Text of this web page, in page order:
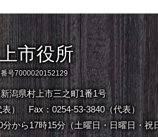
市役所
号7000020152129
潟県村上市三之町1番1号
表）
Fax：0254-53-3840（代表）
から17時15分（土曜日・日曜日・祝